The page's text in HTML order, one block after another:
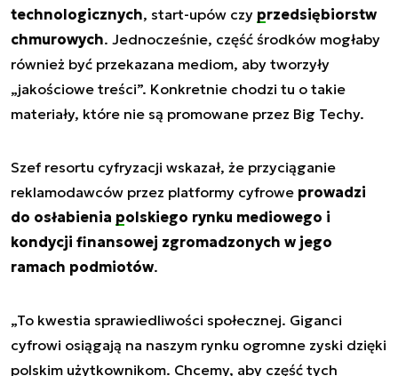
technologicznych, start-upów czy przedsiębiorstw
chmurowych. Jednocześnie, część środków mogłaby
również być przekazana mediom, aby tworzyły
„jakościowe treści”. Konkretnie chodzi tu o takie
materiały, które nie są promowane przez Big Techy.
Szef resortu cyfryzacji wskazał, że przyciąganie
reklamodawców przez platformy cyfrowe prowadzi
do osłabienia polskiego rynku mediowego i
kondycji finansowej zgromadzonych w jego
ramach podmiotów.
„To kwestia sprawiedliwości społecznej. Giganci
cyfrowi osiągają na naszym rynku ogromne zyski dzięki
polskim użytkownikom. Chcemy, aby część tych